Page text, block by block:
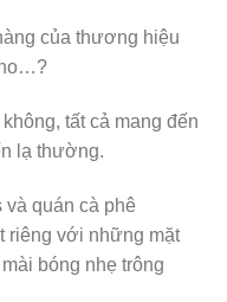
của thương hiệu
tất cả mang đến
lạ thường.
quán cà phê
riêng với những mặt
bóng nhẹ trông